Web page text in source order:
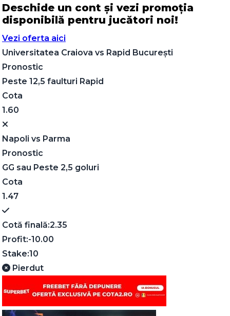
Deschide un cont și vezi promoția
disponibilă pentru jucători noi!
Vezi oferta aici
Universitatea Craiova vs Rapid București
Pronostic
Peste 12,5 faulturi Rapid
Cota
1.60
Napoli vs Parma
Pronostic
GG sau Peste 2,5 goluri
Cota
1.47
Cotă finală:2.35
Profit:-10.00
Stake:10
Pierdut